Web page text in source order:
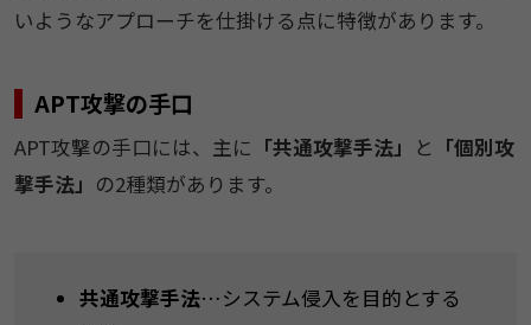
いようなアプローチを仕掛ける点に特徴があります。
APT攻撃の手口
APT攻撃の手口には、主に 「共通攻撃手法」 と 「個別攻
撃手法」 の2種類があります。
共通攻撃手法…システム侵入を目的とする